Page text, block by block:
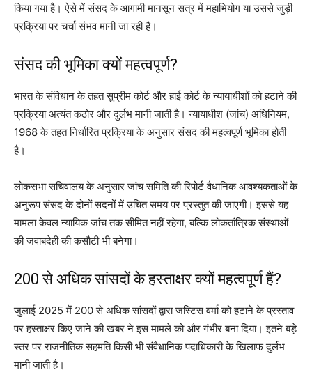
किया गया है। ऐसे में संसद के आगामी मानसून सत्र में महाभियोग या उससे जुड़ी
प्रक्रिया पर चर्चा संभव मानी जा रही है।
संसद की भूमिका क्यों महत्वपूर्ण?
भारत के संविधान के तहत सुप्रीम कोर्ट और हाई कोर्ट के न्यायाधीशों को हटाने की
प्रक्रिया अत्यंत कठोर और दुर्लभ मानी जाती है। न्यायाधीश (जांच) अधिनियम,
1968 के तहत निर्धारित प्रक्रिया के अनुसार संसद की महत्वपूर्ण भूमिका होती
है।
लोकसभा सचिवालय के अनुसार जांच समिति की रिपोर्ट वैधानिक आवश्यकताओं के
अनुरूप संसद के दोनों सदनों में उचित समय पर प्रस्तुत की जाएगी। इससे यह
मामला केवल न्यायिक जांच तक सीमित नहीं रहेगा, बल्कि लोकतांत्रिक संस्थाओं
की जवाबदेही की कसौटी भी बनेगा।
200 से अधिक सांसदों के हस्ताक्षर क्यों महत्वपूर्ण हैं?
जुलाई 2025 में 200 से अधिक सांसदों द्वारा जस्टिस वर्मा को हटाने के प्रस्ताव
पर हस्ताक्षर किए जाने की खबर ने इस मामले को और गंभीर बना दिया। इतने बड़े
स्तर पर राजनीतिक सहमति किसी भी संवैधानिक पदाधिकारी के खिलाफ दुर्लभ
मानी जाती है।